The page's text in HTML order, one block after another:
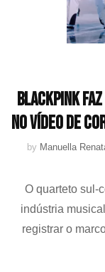
BLACKPINK
no vídeo de
by Manuella
O quarteto sul-
indústria
registrar o